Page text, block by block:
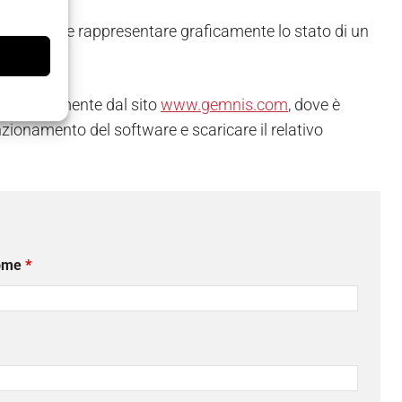
rilevare e rappresentare graficamente lo stato di un
dal sitowww.gemnis.com, dove è
del software e scaricare il relativo
*